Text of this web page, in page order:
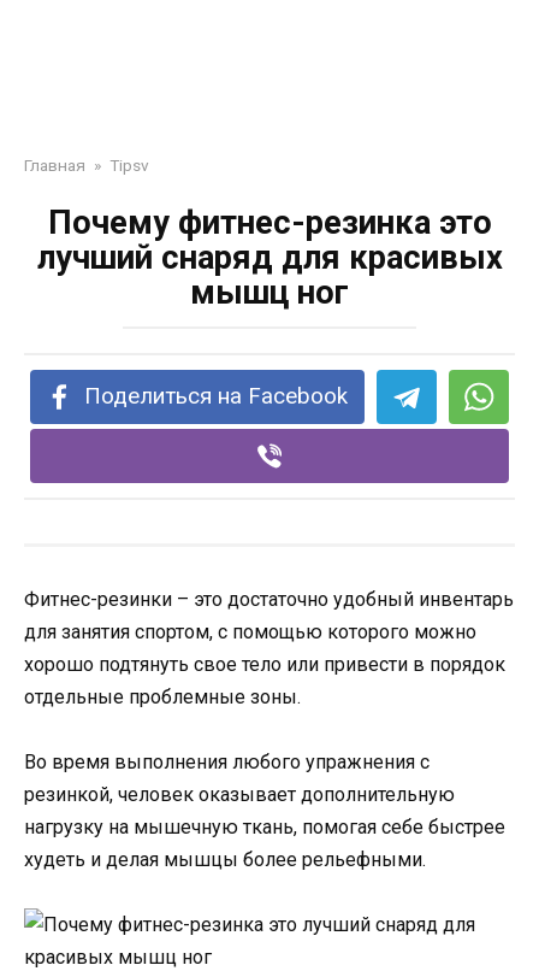
Главная » Tipsv
Почему фитнес-резинка это
лучший снаряд для красивых
мышц ног
Поделиться на Facebook
Фитнес-резинки – это достаточно удобный инвентарь
для занятия спортом, с помощью которого можно
хорошо подтянуть свое тело или привести в порядок
отдельные проблемные зоны.
Во время выполнения любого упражнения с
резинкой, человек оказывает дополнительную
нагрузку на мышечную ткань, помогая себе быстрее
худеть и делая мышцы более рельефными.